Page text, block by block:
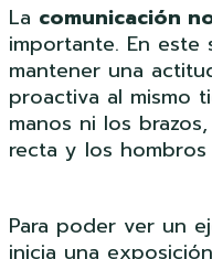
La comunicación
importante. En
mantener una
proactiva al mismo
manos ni los
recta y los
Para poder ver un
inicia una